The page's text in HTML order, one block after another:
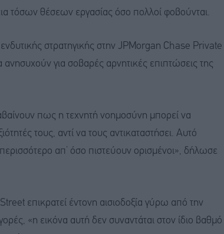
τόσων θέσεων εργασίας όσο πολλοί φοβούνται.
στρατηγικής στην JPMorgan Chase Private
για σοβαρές αρνητικές επιπτώσεις της
πως η τεχνητή νοημοσύνη μπορεί να
τους, αντί να τους αντικαταστήσει. Αυτό
απ’ όσο πιστεύουν ορισμένοι», δήλωσε
επικρατεί έντονη αισιοδοξία γύρω από την
«η εικόνα αυτή δεν συναντάται στον ίδιο βαθμό